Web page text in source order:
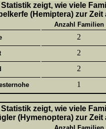
Statistik zeigt, wie viele
(Hemiptera) zur
Anzahl Familien
2
2
2
1
Statistik zeigt, wie viele
(Hymenoptera) zur